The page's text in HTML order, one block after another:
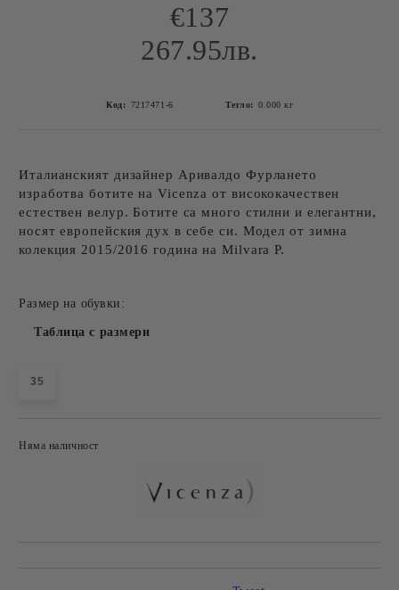
€137
267.95лв.
Код: 7217471-6 Тегло: 0.000 кг
Италианският дизайнер Аривалдо Фурлането
изработва ботите на Vicenza от висококачествен
естествен велур. Ботите са много стилни и елегантни,
носят европейския дух в себе си. Модел от зимна
колекция 2015/2016 година на Milvara P.
Размер на обувки:
Таблица с размери
35
Няма наличност